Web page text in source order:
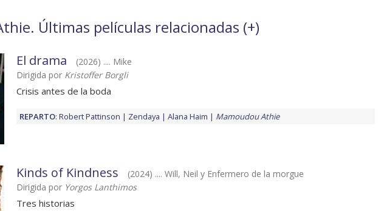
Últimas películas relacionadas (+)
El drama
(2026) .... Mike
Dirigida por Kristoffer Borgli
Crisis antes de la boda
REPARTO: Robert Pattinson Zendaya Alana Haim Mamoudou Athie
Kinds of Kindness
(2024) .... Will, Neil y Enfermero de la morgue
Dirigida por Yorgos Lanthimos
Tres historias